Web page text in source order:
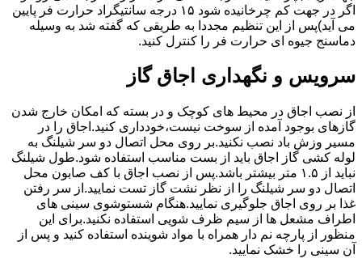
اگر در جهت کم چرخانیده شود ۱۵ درجه سانتیگراد حرارت فر پایین
می آید)پس از این تنظیم مجددا به طریقی که گفته شد به وسیله
دماسنج جیوه ای حرارت فر را کنترل کنید.
سرویس و نگهداری اجاق گاز
از نصب اجاق در محیط های کوچک و در بسته که امکان خارج شدن
گازهای بوجود آمده از سوخت نیست،خودداری کنید.اجاق را در
مسیر وزش باد نصب نکنید.بر روی محل اتصال دو سر شیلنگ به
لوله کشی گاز اجاق باید از بست مناسب استفاده شود.طول شیلنگ
نباید از ۱.۵ متر بیشتر باشد.پس از نصب اجاق با کف صابون محل
اتصال دو سر شیلنگ را از نظر نشت گاز تست نمایید.از سر رفتن
غذا بر روی اجاق جلوگیری نمایید.هنگام شستوشوی سینی های
اطراف مشعل ها از سیم ظرف شویی استفاده نکنید.برای این
منظور از پارچه نم دار همراه با مواد شوینده استفاده کنید و پس از
آن سینی را خشک نمایید.